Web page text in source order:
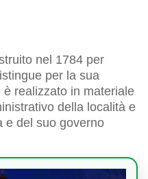
nel 1784 per
per la sua
realizzato in materiale
della località e
e del suo governo